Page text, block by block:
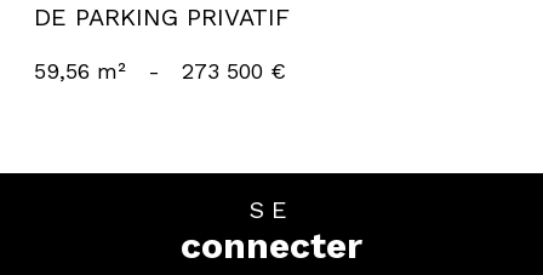
DE PARKING PRIVATIF
59,56 m² - 273 500 €
SE
connecter